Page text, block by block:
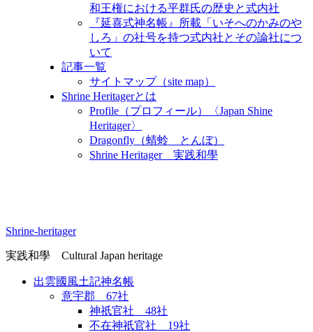
和王権における平群氏の歴史と式内社
『延喜式神名帳』所載「いそへのかみのや
しろ」の社号を持つ式内社とその論社につ
いて
記事一覧
サイトマップ（site map）
Shrine Heritagerとは
Profile（プロフィール）〈Japan Shine
Heritager​〉
Dragonfly（蜻蛉 とんぼ）
Shrine Heritager 実践和學
Shrine-heritager
実践和學 Cultural Japan heritage
出雲國風土記神名帳
意宇郡 67社
神祇官社 48社
不在神祇官社 19社